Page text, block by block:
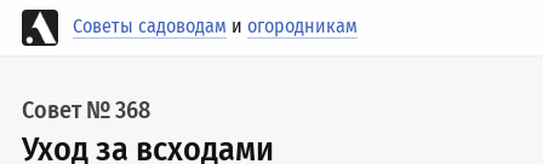
Советы садоводам иогородникам
Совет № 368
Уход за всходами